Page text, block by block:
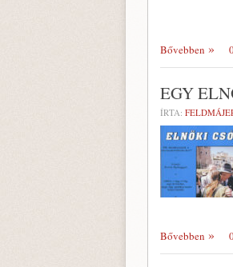
Bővebben
EGY
ÍRTA:
Bővebben